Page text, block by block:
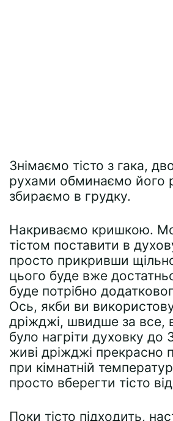
Знімаємо тісто з гака,
рухами обминаємо його
збираємо в грудку.
Накриваємо кришкою.
тістом поставити в
просто прикривши
цього буде вже
буде потрібно
Ось, якби ви
дріжджі, швидше за все,
було нагріти духовку до
живі дріжджі прекрасно
при кімнатній
просто вберегти тісто
Поки тісто підходить,